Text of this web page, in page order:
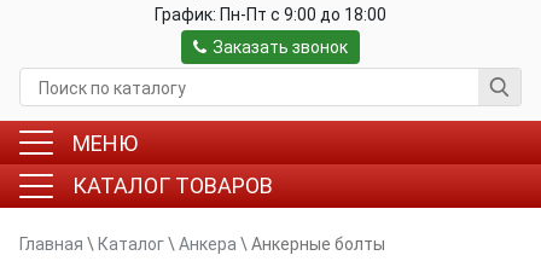
График: Пн-Пт c 9:00 до 18:00
Заказать звонок
МЕНЮ
КАТАЛОГ ТОВАРОВ
Главная \ Каталог\ Анкера \ Анкерные болты